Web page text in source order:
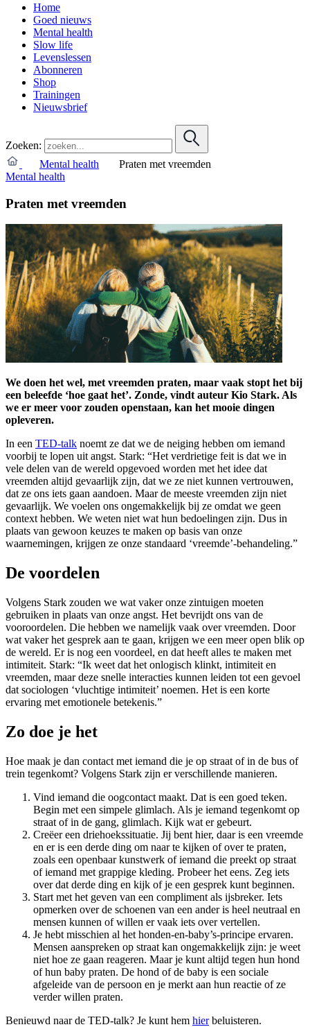
Home
Goed nieuws
Mental health
Slow life
Levenslessen
Abonneren
Shop
Trainingen
Nieuwsbrief
Zoeken:
Mental health
Praten met vreemden
Mental health
Praten met vreemden
We doen het wel, met vreemden praten, maar vaak stopt het bij
een beleefde ‘hoe gaat het’. Zonde, vindt auteur Kio Stark. Als
we er meer voor zouden openstaan, kan het mooie dingen
opleveren.
In een TED-talk noemt ze dat we de neiging hebben om iemand
voorbij te lopen uit angst. Stark: “Het verdrietige feit is dat we in
vele delen van de wereld opgevoed worden met het idee dat
vreemden altijd gevaarlijk zijn, dat we ze niet kunnen vertrouwen,
dat ze ons iets gaan aandoen. Maar de meeste vreemden zijn niet
gevaarlijk. We voelen ons ongemakkelijk bij ze omdat we geen
context hebben. We weten niet wat hun bedoelingen zijn. Dus in
plaats van gewoon keuzes te maken op basis van onze
waarnemingen, krijgen ze onze standaard ‘vreemde’-behandeling.”
De voordelen
Volgens Stark zouden we wat vaker onze zintuigen moeten
gebruiken in plaats van onze angst. Het bevrijdt ons van de
vooroordelen. Die hebben we namelijk vaak over vreemden. Door
wat vaker het gesprek aan te gaan, krijgen we een meer open blik op
de wereld. Er is nog een voordeel, en dat heeft alles te maken met
intimiteit. Stark: “Ik weet dat het onlogisch klinkt, intimiteit en
vreemden, maar deze snelle interacties kunnen leiden tot een gevoel
dat sociologen ‘vluchtige intimiteit’ noemen. Het is een korte
ervaring met emotionele betekenis.”
Zo doe je het
Hoe maak je dan contact met iemand die je op straat of in de bus of
trein tegenkomt? Volgens Stark zijn er verschillende manieren.
Vind iemand die oogcontact maakt. Dat is een goed teken.
Begin met een simpele glimlach. Als je iemand tegenkomt op
straat of in de gang, glimlach. Kijk wat er gebeurt.
Creëer een driehoekssituatie. Jij bent hier, daar is een vreemde
en er is een derde ding om naar te kijken of over te praten,
zoals een openbaar kunstwerk of iemand die preekt op straat
of iemand met grappige kleding. Probeer het eens. Zeg iets
over dat derde ding en kijk of je een gesprek kunt beginnen.
Start met het geven van een compliment als ijsbreker. Iets
opmerken over de schoenen van een ander is heel neutraal en
mensen kunnen of willen er vaak iets over vertellen.
Je hebt misschien al het honden-en-baby’s-principe ervaren.
Mensen aanspreken op straat kan ongemakkelijk zijn: je weet
niet hoe ze gaan reageren. Maar je kunt altijd tegen hun hond
of hun baby praten. De hond of de baby is een sociale
afgeleide van de persoon en je merkt aan hun reactie of ze
verder willen praten.
Benieuwd naar de TED-talk? Je kunt hem hierbeluisteren.